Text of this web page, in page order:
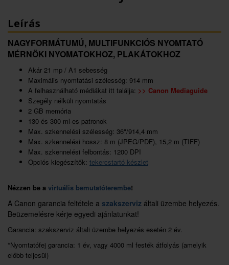
Leírás
NAGYFORMÁTUMÚ, MULTIFUNKCIÓS NYOMTATÓ
MÉRNÖKI NYOMATOKHOZ, PLAKÁTOKHOZ
Akár 21 mp / A1 sebesség
Maximális nyomtatási szélesség: 914 mm
A felhasználható médiákat itt találja: >> Canon Mediaguide
Szegély nélküli nyomtatás
2 GB memória
130 és 300 ml-es patronok
Max. szkennelési szélesség: 36"/914,4 mm
Max. szkennelési hossz: 8 m (JPEG/PDF), 15,2 m (TIFF)
Max. szkennelési felbontás: 1200 DPI
Opciós kiegészítők: tekercstartó készlet
Nézzen be a virtuális bemutatóterembe!
A Canon garancia feltétele a szakszerviz általi üzembe helyezés.
Beüzemelésre kérje egyedi ajánlatunkat!
Garancia: szakszerviz általi üzembe helyezés esetén 2 év.
*Nyomtatófej garancia: 1 év, vagy 4000 ml festék átfolyás (amelyik
előbb teljesül)